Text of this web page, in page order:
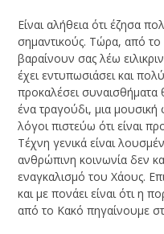
Είναι αλήθεια ότι έζησα
σημαντικούς. Τώρα, από
βαραίνουν σας λέω
έχει εντυπωσιάσει και
προκαλέσει συναισθήματα
ένα τραγούδι, μια
λόγοι πιστεύω ότι είναι
Τέχνη γενικά είναι
ανθρώπινη κοινωνία δεν
εναγκαλισμό του Χάους.
και με πονάει είναι ότι η
από το Κακό πηγαίνουμε